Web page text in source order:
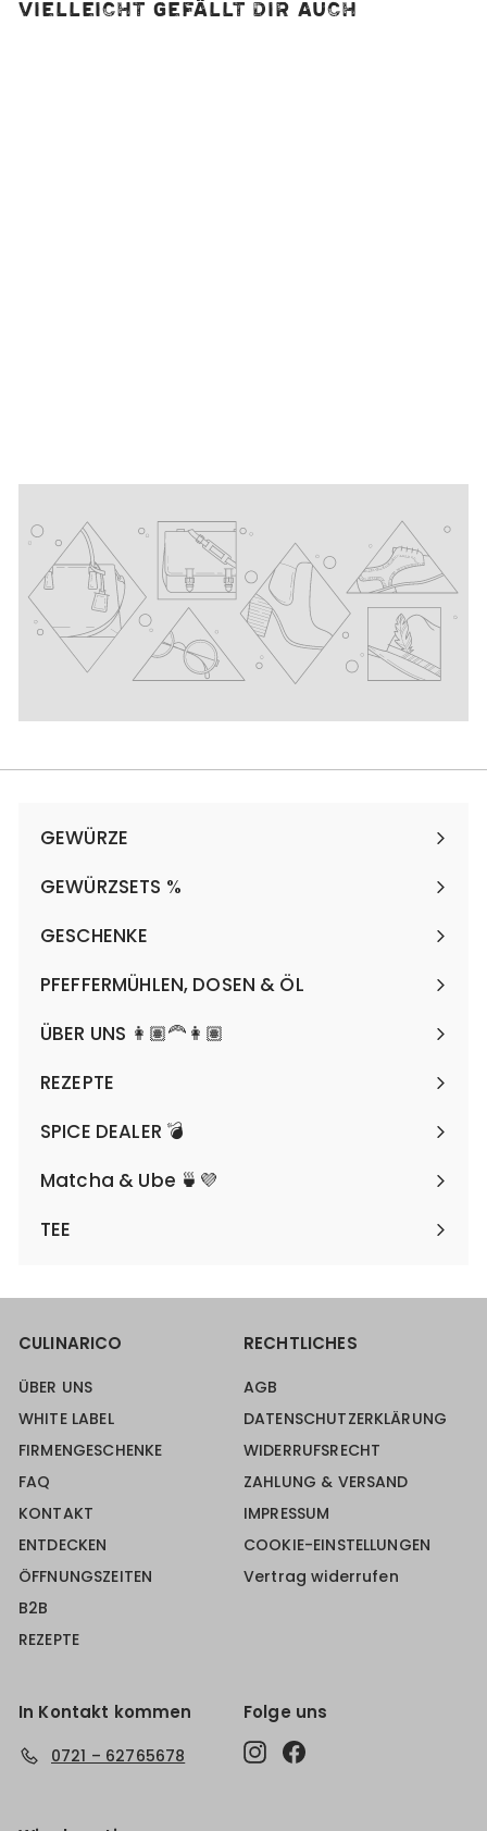
Vielleicht gefällt dir auch
0
GEWÜRZE
Menü
maximieren
GEWÜRZSETS %
Menü
maximieren
GESCHENKE
Menü
maximieren
PFEFFERMÜHLEN, DOSEN & ÖL
Menü
maximieren
ÜBER UNS 👩🏽‍🦰👩🏽
REZEPTE
SPICE DEALER 💣
Matcha & Ube 🍵💜
TEE
CULINARICO
ÜBER UNS
WHITE LABEL
FIRMENGESCHENKE
FAQ
KONTAKT
ENTDECKEN
ÖFFNUNGSZEITEN
B2B
REZEPTE
RECHTLICHES
AGB
DATENSCHUTZERKLÄRUNG
WIDERRUFSRECHT
ZAHLUNG & VERSAND
IMPRESSUM
COOKIE-EINSTELLUNGEN
Vertrag widerrufen
In Kontakt kommen
0721 – 62765678
Folge uns
Instagram